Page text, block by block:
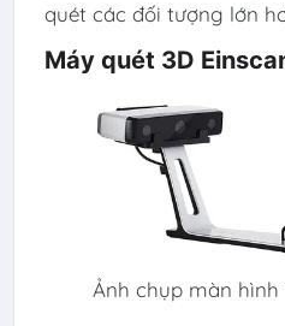
quét các đối tượng lớn
Máy quét 3D
Ảnh chụp màn hình